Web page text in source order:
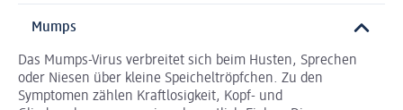
Mumps
Das Mumps-Virus verbreitet sich beim Husten, Sprechen
oder Niesen über kleine Speicheltröpfchen. Zu den
Symptomen zählen Kraftlosigkeit, Kopf- und